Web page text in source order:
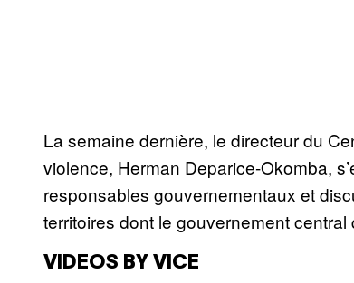
La semaine dernière, le directeur du
violence, Herman Deparice-Okomba,
responsables gouvernementaux et
territoires dont le gouvernement
VIDEOS BY VICE